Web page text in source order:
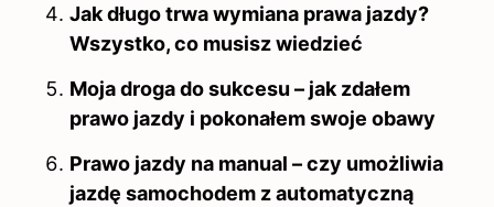
Jak długo trwa wymiana prawa jazdy?
Wszystko, co musisz wiedzieć
Moja droga do sukcesu – jak zdałem
prawo jazdy i pokonałem swoje obawy
Prawo jazdy na manual – czy umożliwia
jazdę samochodem z automatyczną